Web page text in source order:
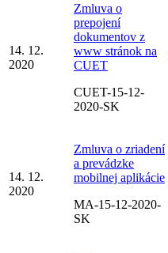
14. 12.
2020
Zmluva o
prepojení
dokumentov z
www stránok na
CUET
CUET-15-12-
2020-SK
14. 12.
2020
Zmluva o zriadení
a prevádzke
mobilnej aplikácie
MA-15-12-2020-
SK